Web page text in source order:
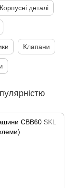
Корпусні деталі
Клапани